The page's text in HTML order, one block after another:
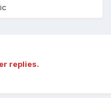
replies.